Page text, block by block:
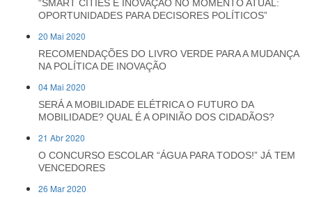
“SMART CITIES E INOVAÇÃO NO MOMENTO ATUAL:
OPORTUNIDADES PARA DECISORES POLÍTICOS”
20 Mai 2020
RECOMENDAÇÕES DO LIVRO VERDE PARA A MUDANÇA
NA POLÍTICA DE INOVAÇÃO
04 Mai 2020
SERÁ A MOBILIDADE ELÉTRICA O FUTURO DA
MOBILIDADE? QUAL É A OPINIÃO DOS CIDADÃOS?
21 Abr 2020
O CONCURSO ESCOLAR “ÁGUA PARA TODOS!” JÁ TEM
VENCEDORES
26 Mar 2020